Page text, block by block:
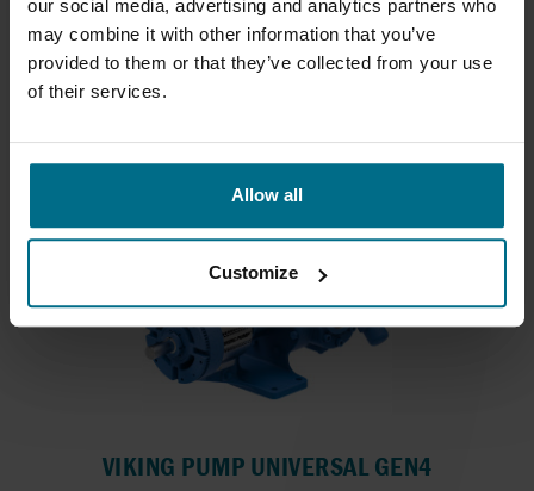
our social media, advertising and analytics partners who
may combine it with other information that you’ve
provided to them or that they’ve collected from your use
of their services.
Allow all
Customize
NOV Mono EZstrip със Scion Technology
представлява...
VIKING PUMP UNIVERSAL GEN4